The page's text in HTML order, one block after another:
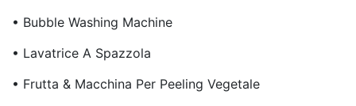
• Bubble Washing Machine
• Lavatrice A Spazzola
• Frutta & Macchina Per Peeling Vegetale